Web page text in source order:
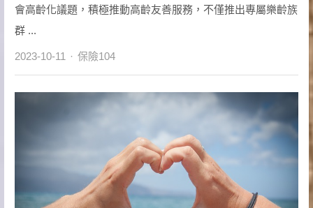
會高齡化議題，積極推動高齡友善服務，不僅推出專屬樂齡族
群 ...
2023-10-11 Author
保險104